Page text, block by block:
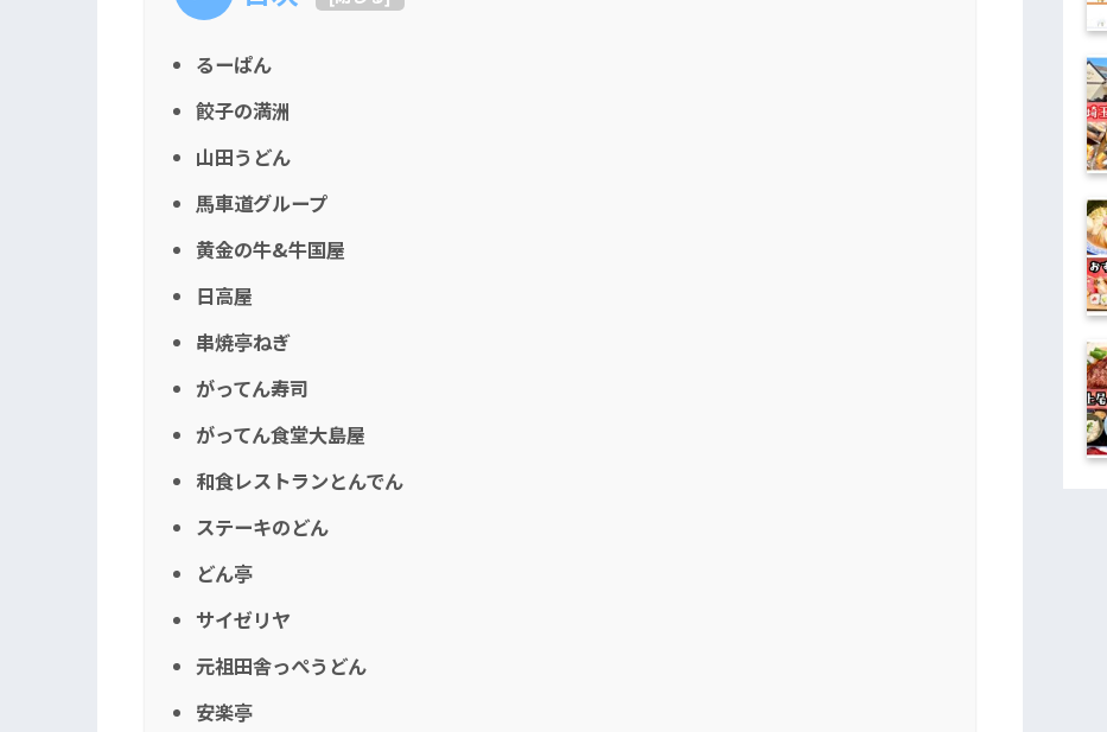
るーぱん
餃子の満洲
山田うどん
馬車道グループ
黄金の牛&牛国屋
日高屋
串焼亭ねぎ
がってん寿司
がってん食堂大島屋
和食レストランとんでん
ステーキのどん
どん亭
サイゼリヤ
元祖田舎っぺうどん
安楽亭